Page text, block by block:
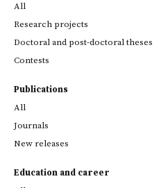
All
Research projects
Doctoral and post-doctoral theses
Contests
Publications
All
Journals
New releases
Education and career